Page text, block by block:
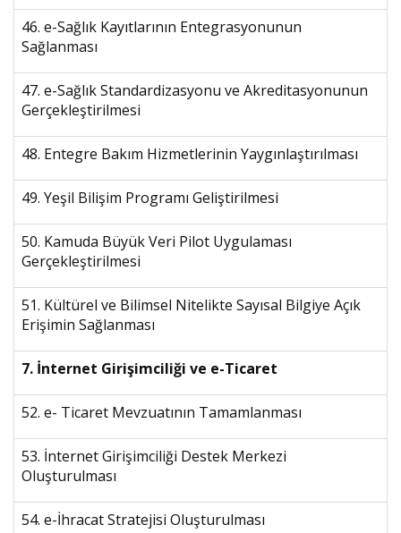
46. e-Sağlık Kayıtlarının Entegrasyonunun
Sağlanması
47. e-Sağlık Standardizasyonu ve Akreditasyonunun
Gerçekleştirilmesi
48. Entegre Bakım Hizmetlerinin Yaygınlaştırılması
49. Yeşil Bilişim Programı Geliştirilmesi
50. Kamuda Büyük Veri Pilot Uygulaması
Gerçekleştirilmesi
51. Kültürel ve Bilimsel Nitelikte Sayısal Bilgiye Açık
Erişimin Sağlanması
7. İnternet Girişimciliği ve e-Ticaret
52. e- Ticaret Mevzuatının Tamamlanması
53. İnternet Girişimciliği Destek Merkezi
Oluşturulması
54. e-İhracat Stratejisi Oluşturulması